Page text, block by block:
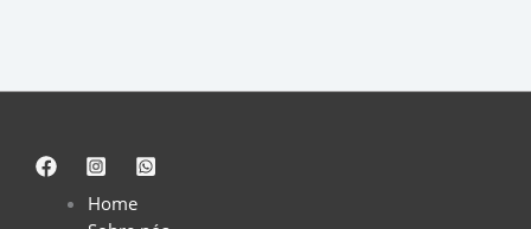
Home